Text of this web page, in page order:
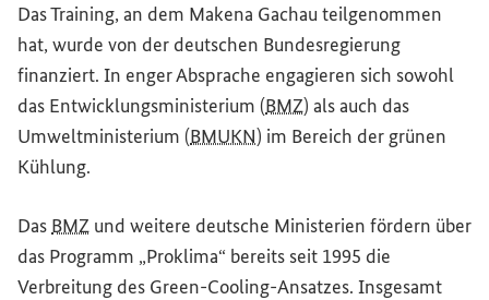
Das Training, an dem Makena Gachau teilgenommen
hat, wurde von der deutschen Bundesregierung
finanziert. In enger Absprache engagieren sich sowohl
das Entwicklungsministerium (BMZ) als auch das
Umweltministerium (BMUKN) im Bereich der grünen
Kühlung.
Das BMZ und weitere deutsche Ministerien fördern über
das Programm „Proklima“ bereits seit 1995 die
Verbreitung des Green-Cooling-Ansatzes. Insgesamt